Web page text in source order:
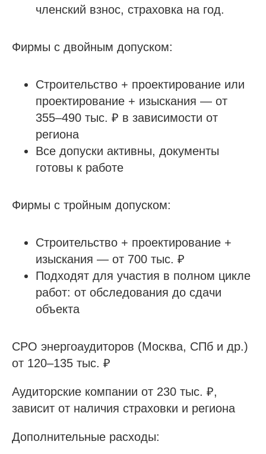
членский взнос, страховка на год.
Фирмы с двойным допуском:
Строительство + проектирование или
проектирование + изыскания — от
355–490 тыс. ₽ в зависимости от
региона
Все допуски активны, документы
готовы к работе
Фирмы с тройным допуском:
Строительство + проектирование +
изыскания — от 700 тыс. ₽
Подходят для участия в полном цикле
работ: от обследования до сдачи
объекта
СРО энергоаудиторов (Москва, СПб и др.)
от 120–135 тыс. ₽
Аудиторские компании от 230 тыс. ₽,
зависит от наличия страховки и региона
Дополнительные расходы: